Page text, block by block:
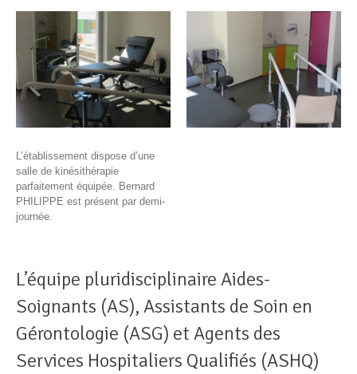
L’établissement dispose d’une
salle de kinésithérapie
parfaitement équipée. Bernard
PHILIPPE est présent par demi-
journée.
L’équipe pluridisciplinaire Aides-
Soignants (AS), Assistants de Soin en
Gérontologie (ASG) et Agents des
Services Hospitaliers Qualifiés (ASHQ)